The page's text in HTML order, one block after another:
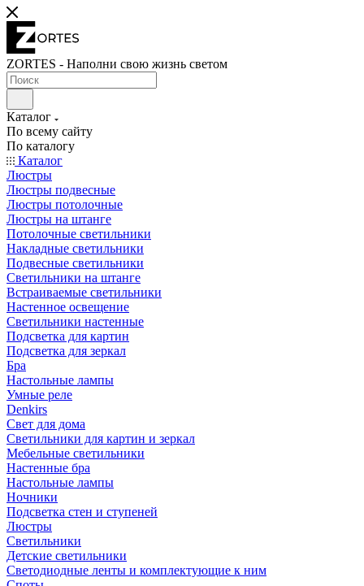
ZORTES - Наполни свою жизнь светом
Каталог
По всему сайту
По каталогу
Каталог
Люстры
Люстры подвесные
Люстры потолочные
Люстры на штанге
Потолочные светильники
Накладные светильники
Подвесные светильники
Светильники на штанге
Встраиваемые светильники
Настенное освещение
Светильники настенные
Подсветка для картин
Подсветка для зеркал
Бра
Настольные лампы
Умные реле
Denkirs
Свет для дома
Светильники для картин и зеркал
Мебельные светильники
Настенные бра
Настольные лампы
Ночники
Подсветка стен и ступеней
Люстры
Светильники
Детские светильники
Светодиодные ленты и комплектующие к ним